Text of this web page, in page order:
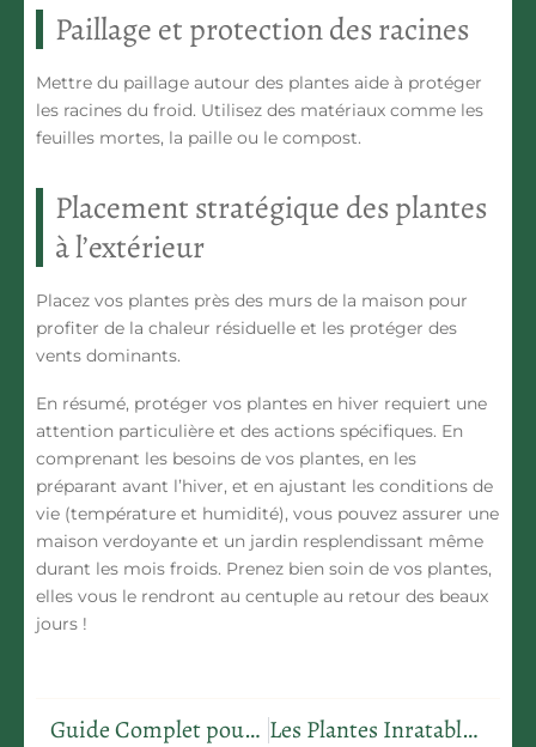
Paillage et protection des racines
Mettre du paillage autour des plantes aide à protéger
les racines du froid. Utilisez des matériaux comme les
feuilles mortes, la paille ou le compost.
Placement stratégique des plantes
à l’extérieur
Placez vos plantes près des murs de la maison pour
profiter de la chaleur résiduelle et les protéger des
vents dominants.
En résumé, protéger vos plantes en hiver requiert une
attention particulière et des actions spécifiques. En
comprenant les besoins de vos plantes, en les
préparant avant l’hiver, et en ajustant les conditions de
vie (température et humidité), vous pouvez assurer une
maison verdoyante et un jardin resplendissant même
durant les mois froids. Prenez bien soin de vos plantes,
elles vous le rendront au centuple au retour des beaux
jours !
Guide Complet pour Peindre du Bois Extérieur: Techniques et Conseils Maison Les Plantes Inratables pour Embellir Votre Maison